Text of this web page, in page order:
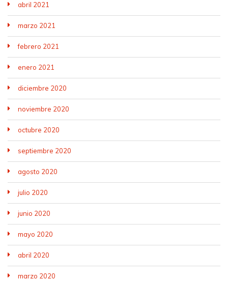
abril 2021
marzo 2021
febrero 2021
enero 2021
diciembre 2020
noviembre 2020
octubre 2020
septiembre 2020
agosto 2020
julio 2020
junio 2020
mayo 2020
abril 2020
marzo 2020